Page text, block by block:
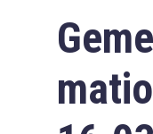
Gemeindeamt